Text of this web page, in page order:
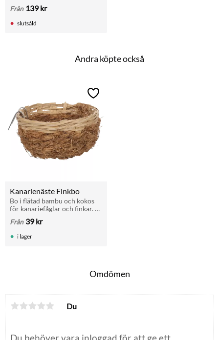
urin och minskar lukt.
Från 139kr
slutsåld
Andra köpte också
Kanarienäste Finkbo
Bo i flätad bambu och kokos
för kanariefåglar och finkar.
absorberar fukt.
Från 39kr
Lägg till i favoriter
i lager
Omdömen
Du